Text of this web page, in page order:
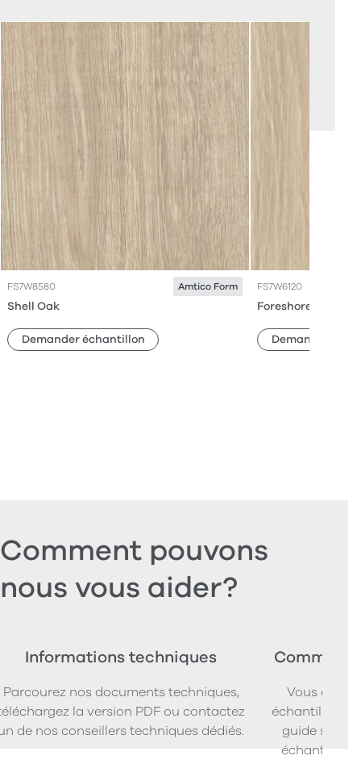
FS7W8580 Amtico Form
Shell Oak
Demander échantillon
FS7W6120
Foreshore Oak
Demander
Comment pouvons
nous vous aider?
Informations techniques
Parcourez nos documents techniques,
la version PDF ou contactez
de nos conseillers techniques dédiés.
Vous
échantillons
guide